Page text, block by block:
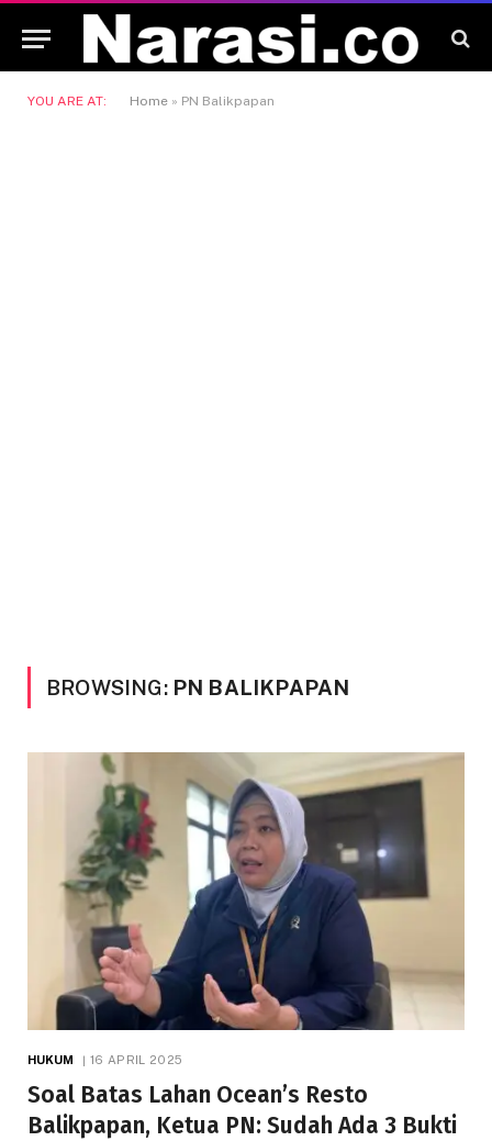
YOU ARE AT: Home » PN Balikpapan
BROWSING: PN BALIKPAPAN
HUKUM 16 APRIL 2025
Soal Batas Lahan Ocean’s Resto
Balikpapan, Ketua PN: Sudah Ada 3 Bukti